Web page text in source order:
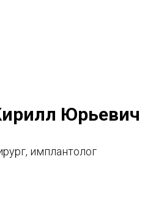
Юрьевич
имплантолог